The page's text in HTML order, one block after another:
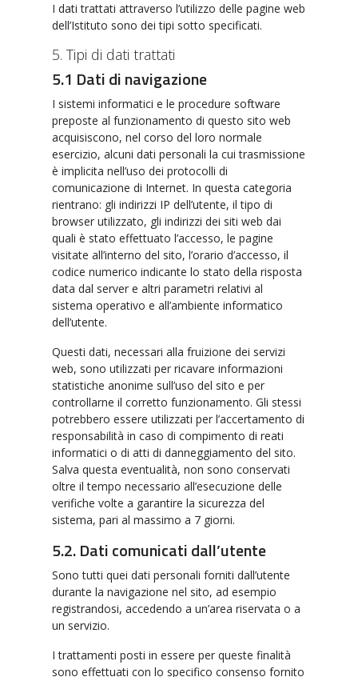
I dati trattati attraverso l’utilizzo delle pagine web
dell’Istituto sono dei tipi sotto specificati.
5. Tipi di dati trattati
5.1 Dati di navigazione
I sistemi informatici e le procedure software
preposte al funzionamento di questo sito web
acquisiscono, nel corso del loro normale
esercizio, alcuni dati personali la cui trasmissione
è implicita nell’uso dei protocolli di
comunicazione di Internet. In questa categoria
rientrano: gli indirizzi IP dell’utente, il tipo di
browser utilizzato, gli indirizzi dei siti web dai
quali è stato effettuato l’accesso, le pagine
visitate all’interno del sito, l’orario d’accesso, il
codice numerico indicante lo stato della risposta
data dal server e altri parametri relativi al
sistema operativo e all’ambiente informatico
dell’utente.
Questi dati, necessari alla fruizione dei servizi
web, sono utilizzati per ricavare informazioni
statistiche anonime sull’uso del sito e per
controllarne il corretto funzionamento. Gli stessi
potrebbero essere utilizzati per l’accertamento di
responsabilità in caso di compimento di reati
informatici o di atti di danneggiamento del sito.
Salva questa eventualità, non sono conservati
oltre il tempo necessario all’esecuzione delle
verifiche volte a garantire la sicurezza del
sistema, pari al massimo a 7 giorni.
5.2. Dati comunicati dall’utente
Sono tutti quei dati personali forniti dall’utente
durante la navigazione nel sito, ad esempio
registrandosi, accedendo a un’area riservata o a
un servizio.
I trattamenti posti in essere per queste finalità
sono effettuati con lo specifico consenso fornito